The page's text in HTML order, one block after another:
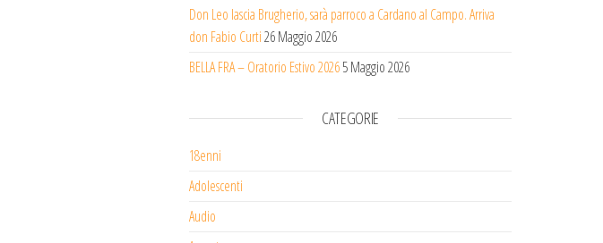
Don Leo lascia Brugherio, sarà parroco a Cardano al Campo. Arriva
don Fabio Curti26 Maggio 2026
BELLA FRA – Oratorio Estivo 20265 Maggio 2026
CATEGORIE
18enni
Adolescenti
Audio